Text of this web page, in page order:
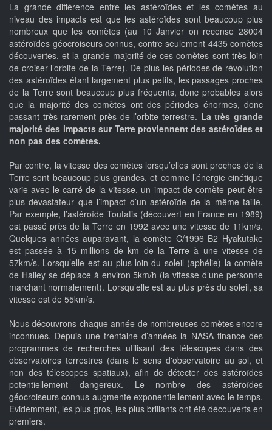
La grande différence entre les astéroïdes et les comètes au
niveau des impacts est que les astéroïdes sont beaucoup plus
nombreux que les comètes (au 10 Janvier on recense 28004
astéroïdes géocroiseurs connus, contre seulement 4435 comètes
découvertes, et la grande majorité de ces comètes sont très loin
de croiser l’orbite de la Terre). De plus les périodes de révolution
des astéroïdes étant largement plus petits, les passages proches
de la Terre sont beaucoup plus fréquents, donc probables alors
que la majorité des comètes ont des périodes énormes, donc
passant très rarement près de l’orbite terrestre. La très grande
majorité des impacts sur Terre proviennent des astéroïdes et
non pas des comètes.
Par contre, la vitesse des comètes lorsqu’elles sont proches de la
Terre sont beaucoup plus grandes, et comme l’énergie cinétique
varie avec le carré de la vitesse, un impact de comète peut être
plus dévastateur que l’impact d’un astéroïde de la même taille.
Par exemple, l’astéroïde Toutatis (découvert en France en 1989)
est passé près de la Terre en 1992 avec une vitesse de 11km/s.
Quelques années auparavant, la comète C/1996 B2 Hyakutake
est passée à 15 millions de km de la Terre à une vitesse de
57km/s. Lorsqu’elle est au plus loin du soleil (aphélie) la comète
de Halley se déplace à environ 5km/h (la vitesse d’une personne
marchant normalement). Lorsqu’elle est au plus près du soleil, sa
vitesse est de 55km/s.
Nous découvrons chaque année de nombreuses comètes encore
inconnues. Depuis une trentaine d’années la NASA finance des
programmes de recherches utilisant des télescopes dans des
observatoires terrestres (dans le sens d'observatoire au sol, et
non des télescopes spatiaux), afin de détecter des astéroïdes
potentiellement dangereux. Le nombre des astéroïdes
géocroiseurs connus augmente exponentiellement avec le temps.
Evidemment, les plus gros, les plus brillants ont été découverts en
premiers.